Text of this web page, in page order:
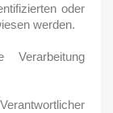
oder
werden.